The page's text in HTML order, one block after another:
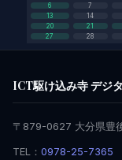
6
7
13
14
20
21
27
28
ICT駆け込み寺 デジ
〒879-0627 大分県豊
TEL： 0978-25-7365